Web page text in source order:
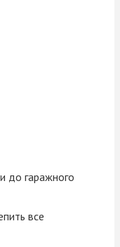
до гаражного
все